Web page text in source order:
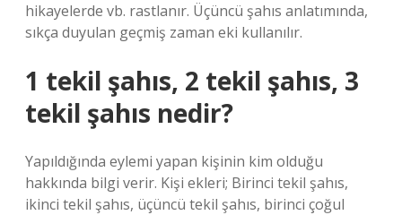
hikayelerde vb. rastlanır. Üçüncü şahıs anlatımında,
sıkça duyulan geçmiş zaman eki kullanılır.
1 tekil şahıs, 2 tekil şahıs, 3
tekil şahıs nedir?
Yapıldığında eylemi yapan kişinin kim olduğu
hakkında bilgi verir. Kişi ekleri; Birinci tekil şahıs,
ikinci tekil şahıs, üçüncü tekil şahıs, birinci çoğul